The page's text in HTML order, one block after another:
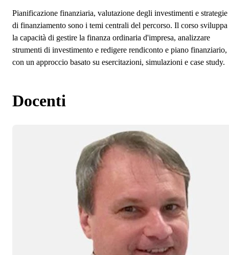
Pianificazione finanziaria, valutazione degli investimenti e strategie
di finanziamento sono i temi centrali del percorso. Il corso sviluppa
la capacità di gestire la finanza ordinaria d'impresa, analizzare
strumenti di investimento e redigere rendiconto e piano finanziario,
con un approccio basato su esercitazioni, simulazioni e case study.
Docenti